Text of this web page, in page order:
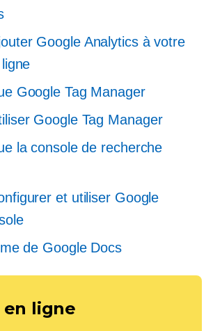
Google Analytics à votre
Google Tag Manager
Google Tag Manager
la console de recherche
et utiliser Google
de Google Docs
ligne